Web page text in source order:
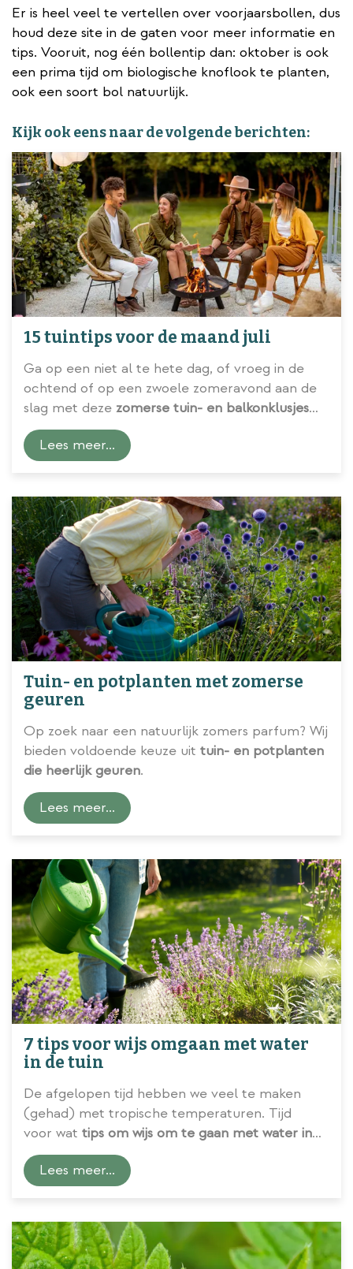
Er is heel veel te vertellen over voorjaarsbollen, dus
houd deze site in de gaten voor meer informatie en
tips. Vooruit, nog één bollentip dan: oktober is ook
een prima tijd om biologische knoflook te planten,
ook een soort bol natuurlijk.
Kijk ook eens naar de volgende berichten:
15 tuintips voor de maand juli
Ga op een niet al te hete dag, of vroeg in de
ochtend of op een zwoele zomeravond aan de
slag met deze zomerse tuin- en balkonklusjes
voor de maand juli
Lees meer...
Tuin- en potplanten met zomerse
geuren
Op zoek naar een natuurlijk zomers parfum? Wij
bieden voldoende keuze uit tuin- en potplanten
die heerlijk geuren.
Lees meer...
7 tips voor wijs omgaan met water
in de tuin
De afgelopen tijd hebben we veel te maken
(gehad) met tropische temperaturen. Tijd
voor wat tips om wijs om te gaan met water in
de tuin.
Lees meer...